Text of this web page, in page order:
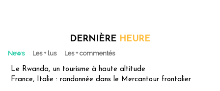
DERNIÈRE HEURE
News Les + lus Les + commentés
Le Rwanda, un tourisme à haute altitude
France, Italie : randonnée dans le Mercantour frontalier